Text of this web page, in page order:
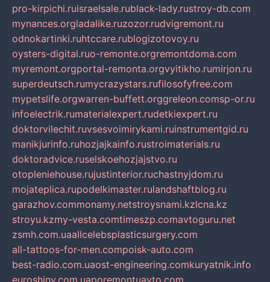
pro-kirpichi.ruisraelsale.rublack-lady.rustroy-db.com
mynances.orgladalike.ruzozor.rudvigremont.ru
odnokartinki.ruhtccare.rublogizotovoy.ru
oysters-digital.ruo-remonte.orgremontdoma.com
myremont.orgportal-remonta.orgvyitikho.rumirjon.ru
superdeutsch.rumycrazystars.rufilosofyfree.com
mypetslife.orgwarren-buffett.orggreleon.comsp-or.ru
infoelectrik.rumaterialexpert.rudetkiexpert.ru
doktorvilechit.ruvsesvoimirykami.ruinstrumentgid.ru
manikjurinfo.ruhozjajkainfo.rustroimaterials.ru
doktoradvice.ruselskoehozjajstvo.ru
otopleniehouse.rujustinterior.ruchastnyjdom.ru
mojateplica.rupodelkimaster.rulandshaftblog.ru
garazhov.commonamy.netstroysnami.kzlcna.kz
stroyu.kzmy-vesta.comtimeszp.comavtoguru.net
zsmh.com.uaallcelebsplasticsurgery.com
all-tattoos-for-men.compoisk-auto.com
best-radio.com.uaost-engineering.comkuryatnik.info
euroshiny.com.uaporemontuavto.com